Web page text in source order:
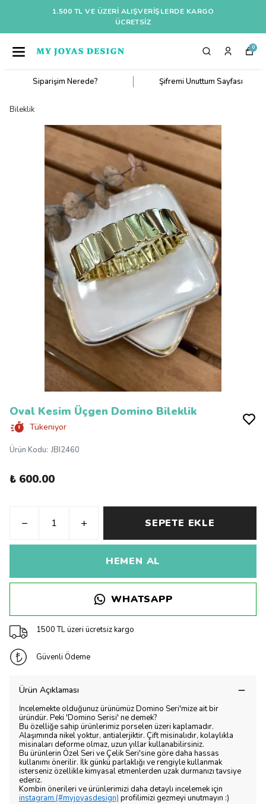
1.500 TL VE ÜZERI ALIŞVERIŞLERDE KARGO
ÜCRETSİZ
0
Siparişim Nerede? Şifremi Unuttum Sayfası
Bileklik
Oval Kesim Üçgen Domino Bileklik
Tükeniyor
Ürün Kodu: JBI2460
₺ 600.00
SEPETE EKLE
HEMEN AL
WHATSAPP
1500 TL üzeri ücretsiz kargo
Güvenli Ödeme
Ürün Açıklaması
İncelemekte olduğunuz ürünümüz Domino Seri'mize ait bir
üründür. Peki 'Domino Serisi' ne demek?
Bu özelliğe sahip ürünlerimiz porselen üzeri kaplamadır.
Alaşımında nikel yoktur, antialerjiktir. Çift misinalıdır, kolaylıkla
misinaları deforme olmaz, uzun yıllar kullanabilirsiniz.
Bu ürünlerin Özel Seri ve Çelik Seri'sine göre daha hassas
kullanımı önerilir. İlk günkü parlaklığı ve rengiyle kullanmak
isterseniz özellikle kimyasal etmenlerden uzak durmanızı tavsiye
ederiz.
Kombin önerileri ve ürünlerimizi daha detaylı incelemek için
instagram (#myjoyasdesign) profilimizi gezmeyi unutmayın :)